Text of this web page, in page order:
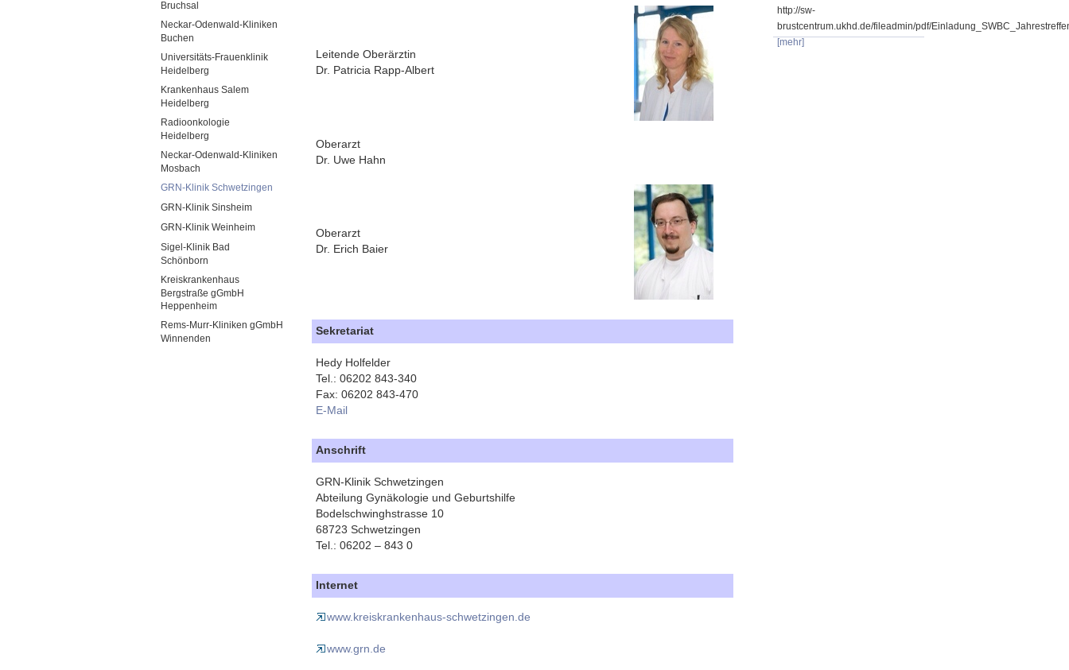
Bruchsal
Neckar-Odenwald-Kliniken
Buchen
Universitäts-Frauenklinik
Heidelberg
Krankenhaus Salem
Heidelberg
Radioonkologie
Heidelberg
Neckar-Odenwald-Kliniken
Mosbach
GRN-Klinik Schwetzingen
GRN-Klinik Sinsheim
GRN-Klinik Weinheim
Sigel-Klinik Bad
Schönborn
Kreiskrankenhaus
Bergstraße gGmbH
Heppenheim
Rems-Murr-Kliniken gGmbH
Winnenden
Leitende Oberärztin
Dr. Patricia Rapp-Albert
Oberarzt
Dr. Uwe Hahn
Oberarzt
Dr. Erich Baier
Sekretariat
Hedy Holfelder
Tel.: 06202 843-340
Fax: 06202 843-470
E-Mail
Anschrift
GRN-Klinik Schwetzingen
Abteilung Gynäkologie und Geburtshilfe
Bodelschwinghstrasse 10
68723 Schwetzingen
Tel.: 06202 – 843 0
Internet
www.kreiskrankenhaus-schwetzingen.de
www.grn.de
http://sw-
brustcentrum.ukhd.de/fileadmin/pdf/
[mehr]